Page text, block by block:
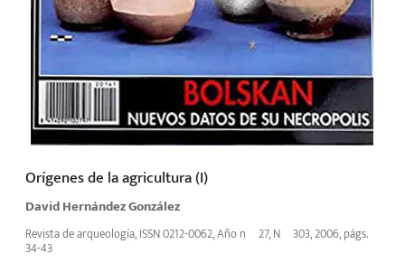
Orígenes de la agricultura (I)
David Hernández González
Revista de arqueología, ISSN 0212-0062, Año nº 27, Nº 303, 2006, págs.
34-43